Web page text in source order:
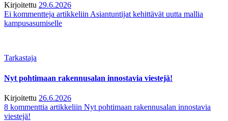
Kirjoitettu 29.6.2026
Ei kommentteja artikkeliin Asiantuntijat kehittävät uutta mallia
kampusasumiselle
Tarkastaja
Nyt pohtimaan rakennusalan innostavia viestejä!
Kirjoitettu 26.6.2026
8 kommenttia artikkeliin Nyt pohtimaan rakennusalan innostavia
viestejä!